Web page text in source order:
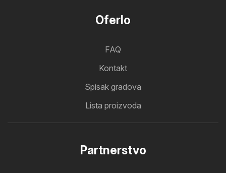
Oferlo
FAQ
Kontakt
Spisak gradova
Lista proizvoda
Partnerstvo